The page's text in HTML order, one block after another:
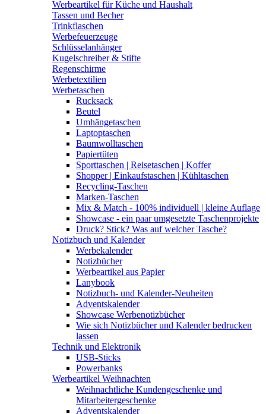
Werbeartikel für Küche und Haushalt
Tassen und Becher
Trinkflaschen
Werbefeuerzeuge
Schlüsselanhänger
Kugelschreiber & Stifte
Regenschirme
Werbetextilien
Werbetaschen
Rucksack
Beutel
Umhängetaschen
Laptoptaschen
Baumwolltaschen
Papiertüten
Sporttaschen | Reisetaschen | Koffer
Shopper | Einkaufstaschen | Kühltaschen
Recycling-Taschen
Marken-Taschen
Mix & Match - 100% individuell | kleine Auflage
Showcase - ein paar umgesetzte Taschenprojekte
Druck? Stick? Was auf welcher Tasche?
Notizbuch und Kalender
Werbekalender
Notizbücher
Werbeartikel aus Papier
Lanybook
Notizbuch- und Kalender-Neuheiten
Adventskalender
Showcase Werbenotizbücher
Wie sich Notizbücher und Kalender bedrucken
lassen
Technik und Elektronik
USB-Sticks
Powerbanks
Werbeartikel Weihnachten
Weihnachtliche Kundengeschenke und
Mitarbeitergeschenke
Adventskalender